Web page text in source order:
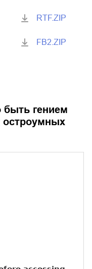
RTF.ZIP
FB2.ZIP
быть гением
остроумных